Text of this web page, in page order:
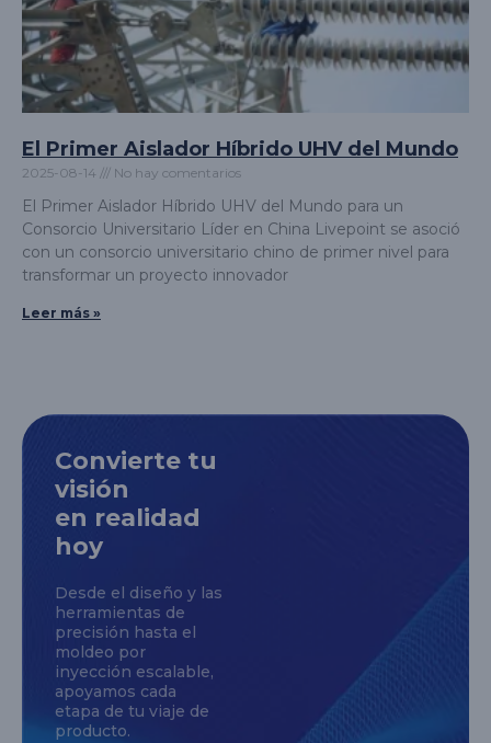
El Primer Aislador Híbrido UHV del Mundo
2025-08-14 No hay comentarios
El Primer Aislador Híbrido UHV del Mundo para un
Consorcio Universitario Líder en China Livepoint se asoció
con un consorcio universitario chino de primer nivel para
transformar un proyecto innovador
Leer más »
Convierte tu
visión
en realidad
hoy
Desde el diseño y las
herramientas de
precisión hasta el
moldeo por
inyección escalable,
apoyamos cada
etapa de tu viaje de
producto.